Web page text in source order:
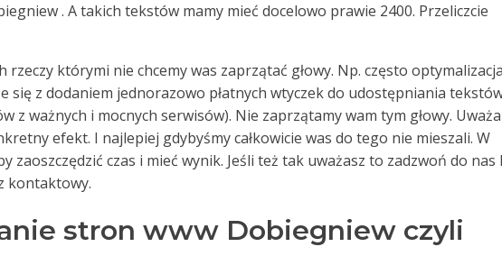
. A takich tekstów mamy mieć docelowo prawie 2400. Przeliczcie
rzeczy którymi nie chcemy was zaprzątać głowy. Np. często optymalizacja
się z dodaniem jednorazowo płatnych wtyczek do udostępniania
z ważnych i mocnych serwisów). Nie zaprzątamy wam tym głowy.
efekt. I najlepiej gdybyśmy całkowicie was do tego nie mieszali. W
zaoszczędzić czas i mieć wynik. Jeśli też tak uważasz to zadzwoń do nas
kontaktowy.
stron www Dobiegniew czyli